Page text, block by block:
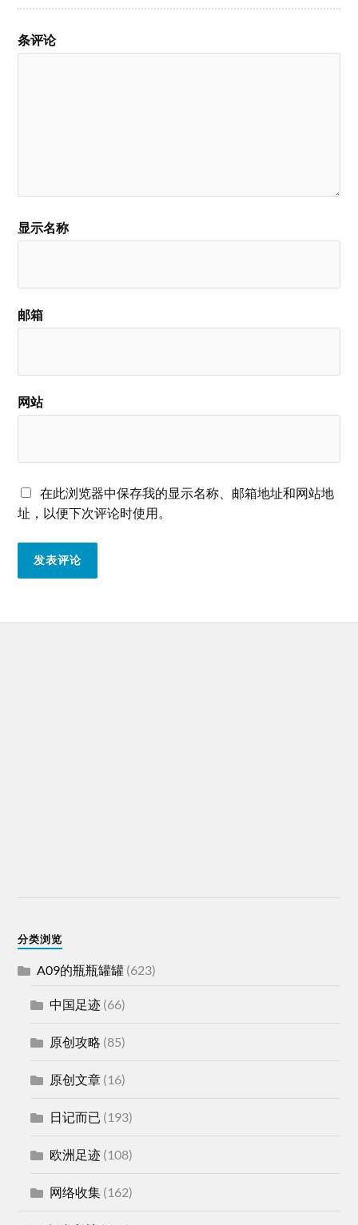
条评论
显示名称
邮箱
网站
在此浏览器中保存我的显示名称、邮箱地址和网站地
址，以便下次评论时使用。
分类浏览
A09的瓶瓶罐罐 (623)
中国足迹 (66)
原创攻略 (85)
原创文章 (16)
日记而已 (193)
欧洲足迹 (108)
网络收集 (162)